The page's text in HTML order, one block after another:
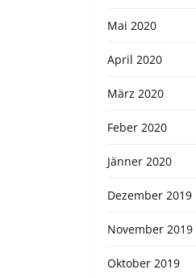
Mai 2020
April 2020
März 2020
Feber 2020
Jänner 2020
Dezember 2019
November 2019
Oktober 2019